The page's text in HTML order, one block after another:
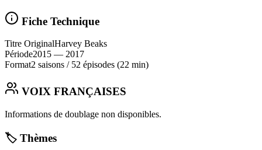
Fiche Technique
Titre OriginalHarvey Beaks
Période2015 — 2017
Format2 saisons / 52 épisodes (22 min)
VOIX FRANÇAISES
Informations de doublage non disponibles.
🏷️ Thèmes